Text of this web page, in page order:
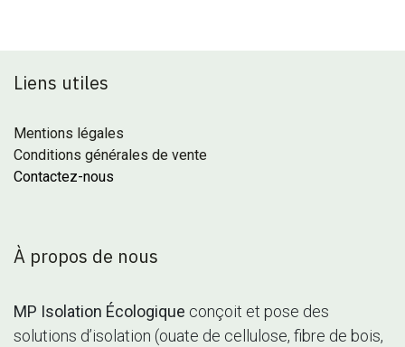
Liens utiles
Mentions légales
Conditions générales de vente
Contactez-nous
À propos de nous
MP Isolation Écologique conçoit et pose des
solutions d’isolation (ouate de cellulose, fibre de bois,